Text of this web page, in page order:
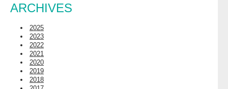
ARCHIVES
2025
2023
2022
2021
2020
2019
2018